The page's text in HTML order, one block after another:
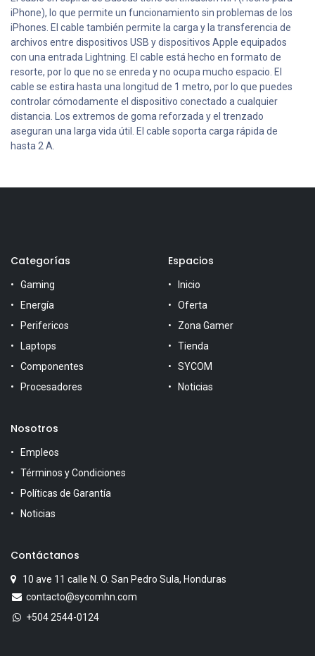
iPhone), lo que permite un funcionamiento sin problemas de los
iPhones. El cable también permite la carga y la transferencia de
archivos entre dispositivos USB y dispositivos Apple equipados
con una entrada Lightning. El cable está hecho en formato de
resorte, por lo que no se enreda y no ocupa mucho espacio. El
cable se estira hasta una longitud de 1 metro, por lo que puedes
controlar cómodamente el dispositivo conectado a cualquier
distancia. Los extremos de goma reforzada y el trenzado
aseguran una larga vida útil. El cable soporta carga rápida de
hasta 2 A.
Categorías
Gaming
Energía
Perifericos
Laptops
Componentes
Procesadores
Espacios
Inicio
Oferta
Zona Gamer
Tienda
SYCOM
Noticias
Nosotros
Empleos
Términos y Condiciones
Políticas de Garantía
Noticias
Contáctanos
10 ave 11 calle N. O. San Pedro Sula, Honduras
contacto@sycomhn.com
+504 2544-0124